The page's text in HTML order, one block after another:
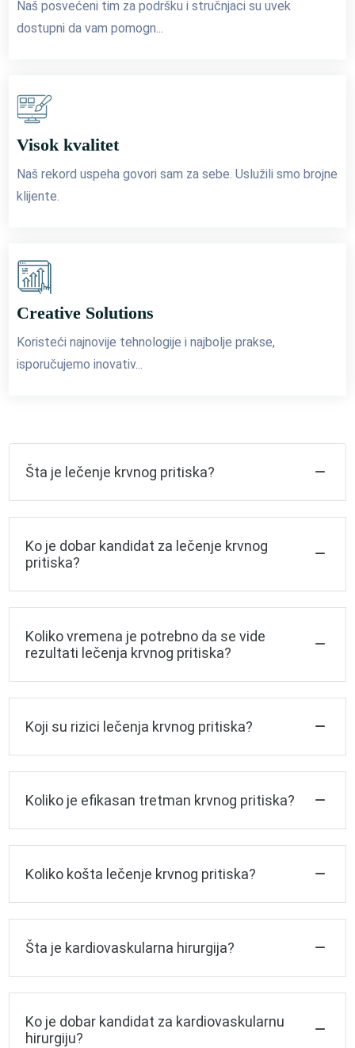
Naš posvećeni tim za podršku i stručnjaci su uvek
dostupni da vam pomogn...
Visok kvalitet
Naš rekord uspeha govori sam za sebe. Uslužili smo brojne
klijente.
Creative Solutions
Koristeći najnovije tehnologije i najbolje prakse,
isporučujemo inovativ...
Šta je lečenje krvnog pritiska?
Ko je dobar kandidat za lečenje krvnog
pritiska?
Koliko vremena je potrebno da se vide
rezultati lečenja krvnog pritiska?
Koji su rizici lečenja krvnog pritiska?
Koliko je efikasan tretman krvnog pritiska?
Koliko košta lečenje krvnog pritiska?
Šta je kardiovaskularna hirurgija?
Ko je dobar kandidat za kardiovaskularnu
hirurgiju?